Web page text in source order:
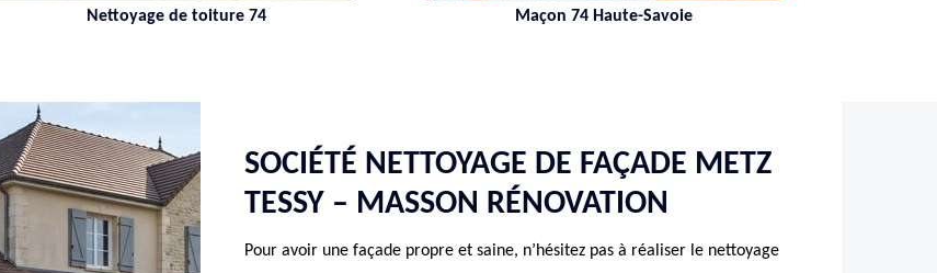
Nettoyage de toiture 74 Maçon 74 Haute-Savoie
SOCIÉTÉ NETTOYAGE DE FAÇADE METZ
TESSY – MASSON RÉNOVATION
Pour avoir une façade propre et saine, n’hésitez pas à réaliser le nettoyage